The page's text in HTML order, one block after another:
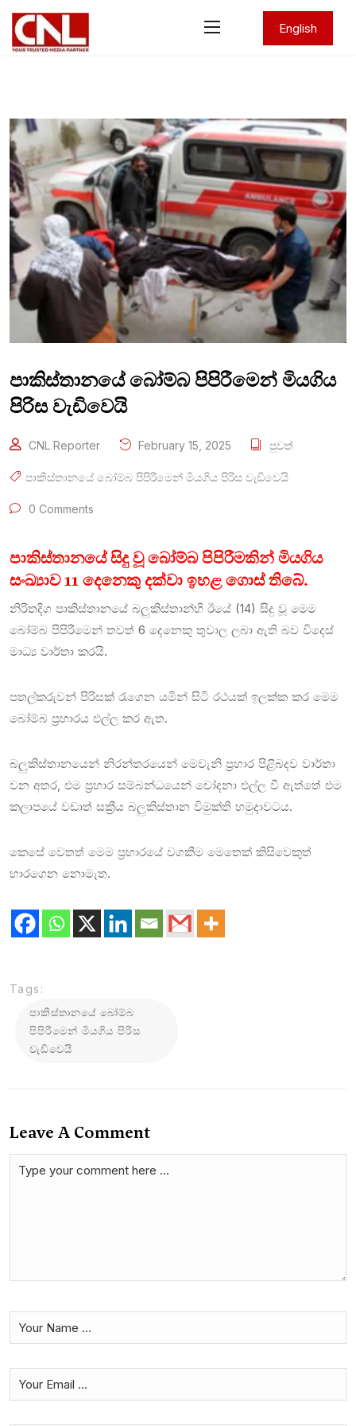
English
පාකිස්තානයේ බෝම්බ පිපිරීමෙන් මියගිය
පිරිස වැඩිවෙයි
CNL Reporter February 15, 2025 පුවත්
පාකිස්තානයේ බෝම්බ පිපිරීමෙන් මියගිය පිරිස වැඩිවෙයි
0 Comments
පාකිස්තානයේ සිදු වූ බෝම්බ පිපිරීමකින් මියගිය
සංඛ්‍යාව 11 දෙනෙකු දක්වා ඉහළ ගොස් තිබේ.
නිරිතදිග පාකිස්තානයේ බලුකිස්තාන්හි ඊයේ (14) සිදු වූ මෙම
බෝම්බ පිපිරීමෙන් තවත් 6 දෙනෙකු තුවාල ලබා ඇති බව විදෙස්
මාධ්‍ය වාර්තා කරයි.
පතල්කරුවන් පිරිසක් රැගෙන යමින් සිටි රථයක් ඉලක්ක කර මෙම
බෝම්බ ප්‍රහාරය එල්ල කර ඇත.
බලුකිස්තානයෙන් නිරන්තරයෙන් මෙවැනි ප්‍රහාර පිළිබදව වාර්තා
වන අතර, එම ප්‍රහාර සම්බන්ධයෙන් චෝදනා එල්ල වී ඇත්තේ එම
කලාපයේ වඩාත් සක්‍රීය බලුකිස්තාන විමුක්ති හමුදාවටය.
කෙසේ වෙතත් මෙම ප්‍රහාරයේ වගකීම මෙතෙක් කිසිවෙකුත්
භාරගෙන නොමැත.
Tags:
පාකිස්තානයේ බෝම්බ
පිපිරීමෙන් මියගිය පිරිස
වැඩිවෙයි
Leave A Comment